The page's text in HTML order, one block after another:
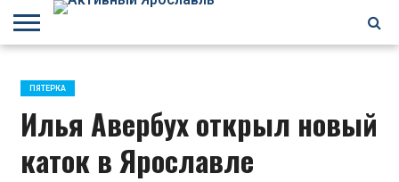
ЗАВОЛГА
КИРОВСКИЙ
НЕФТЕСТРОЙ
ПЕРЕКОП
ПЯТЕРКА
ФРУНЗЕНСКИЙ
ПРОЧЕЕ
ПЯТЕРКА
Илья Авербух открыл новый
каток в Ярославле